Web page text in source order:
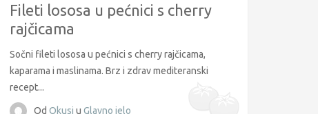
Fileti lososa u pećnici s cherry
rajčicama
Sočni fileti lososa u pećnici s cherry rajčicama,
kaparama i maslinama. Brz i zdrav mediteranski
recept...
Od Okusi u Glavno jelo